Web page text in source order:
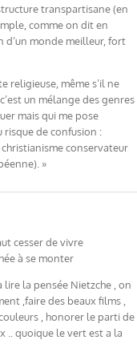
transpartisane (en
comme on dit en
d’un monde meilleur, fort
religieuse, même s’il ne
un mélange des genres
mais qui me pose
risque de confusion :
conservateur
»
cesser de vivre
à se monter
la pensée Nietzche , on
,faire des beaux films ,
, honorer le parti de
.. quoique le vert est a la